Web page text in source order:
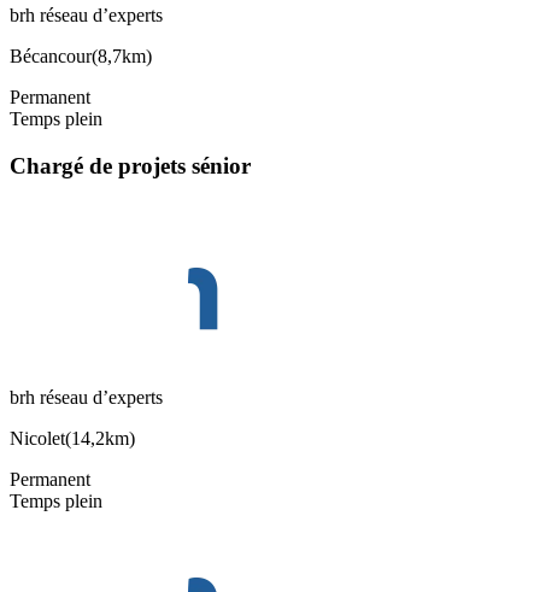
brh réseau d’experts
Bécancour(8,7km)
Permanent
Temps plein
Chargé de projets sénior
brh réseau d’experts
Nicolet(14,2km)
Permanent
Temps plein